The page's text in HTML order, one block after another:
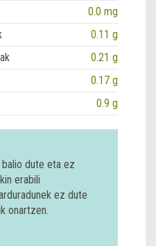
0.0 mg
0.11 g
0.21 g
0.17 g
0.9 g
dute eta ez
erabili
ez dute
onartzen.